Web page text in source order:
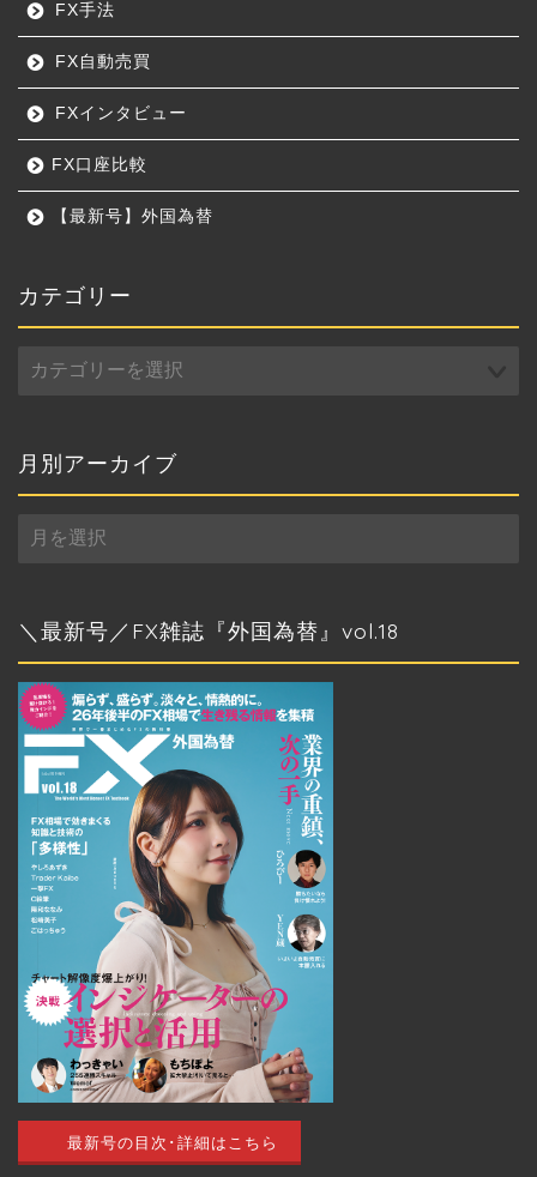
FX手法
FX自動売買
FXインタビュー
FX口座比較
【最新号】外国為替
カテゴリー
テ
ー
月別アーカイブ
別
カ
＼最新号／FX雑誌『外国為替』vol.18
最新号の目次･詳細はこちら
トップページ
発売のお知らせ
トレードアイデア
最新記事（すべての記事）